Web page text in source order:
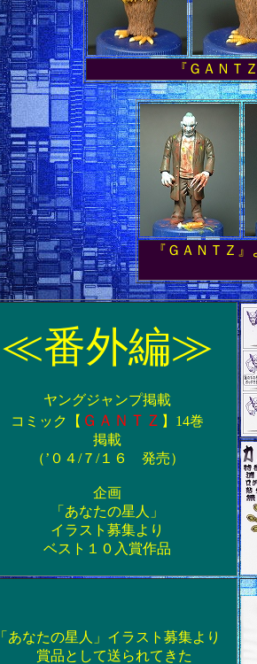
『ＧＡＮＴ
『ＧＡＮＴＺ
≪番外編≫
ヤングジャンプ掲載
コミック【 ＧＡＮＴＺ 】14巻
掲載
（’０４/７/１６ 発売）
企画
「あなたの星人」
イラスト募集より
ベスト１０入賞作品
「あなたの星人」イラスト募集より
賞品として送られてきた